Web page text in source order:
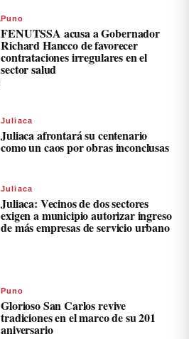
Puno
FENUTSSA acusa a Gobernador
Richard Hancco de favorecer
contrataciones irregulares en el
sector salud
Juliaca
Juliaca afrontará su centenario
como un caos por obras inconclusas
Juliaca
Juliaca: Vecinos de dos sectores
exigen a municipio autorizar ingreso
de más empresas de servicio urbano
Puno
Glorioso San Carlos revive
tradiciones en el marco de su 201
aniversario